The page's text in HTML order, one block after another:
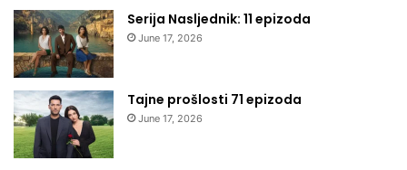
Serija Nasljednik: 11 epizoda
June 17, 2026
Tajne prošlosti 71 epizoda
June 17, 2026